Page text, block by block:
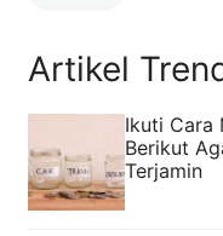
Artikel
Ikuti Cara
Berikut
Terjamin